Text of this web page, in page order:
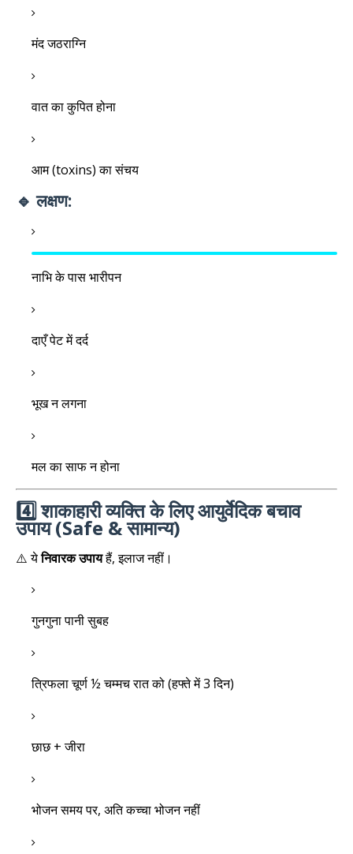
मंद जठराग्नि
वात का कुपित होना
आम (toxins) का संचय
🔹 लक्षण:
नाभि के पास भारीपन
दाएँ पेट में दर्द
भूख न लगना
मल का साफ न होना
4️⃣ शाकाहारी व्यक्ति के लिए आयुर्वेदिक बचाव
उपाय (Safe & सामान्य)
⚠️ येनिवारक उपायहैं, इलाज नहीं।
गुनगुना पानी सुबह
त्रिफला चूर्ण ½ चम्मच रात को (हफ्ते में 3 दिन)
छाछ + जीरा
भोजन समय पर, अति कच्चा भोजन नहीं